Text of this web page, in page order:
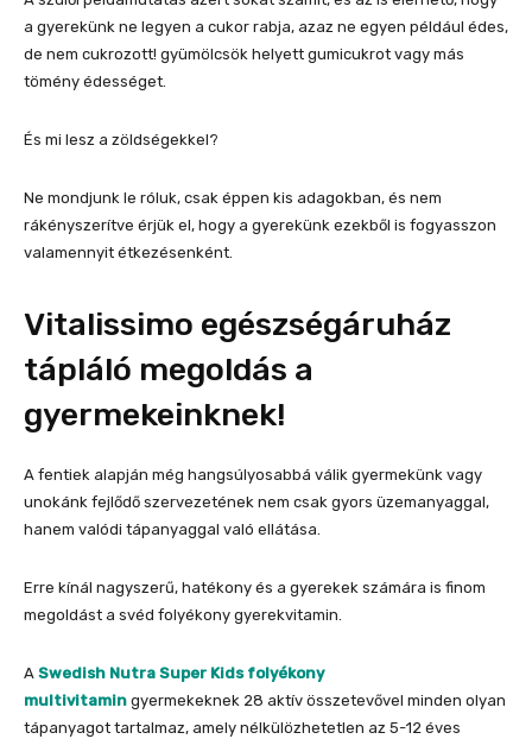
a gyerekünk ne legyen a cukor rabja, azaz ne egyen például édes,
de nem cukrozott! gyümölcsök helyett gumicukrot vagy más
tömény édességet.
És mi lesz a zöldségekkel?
Ne mondjunk le róluk, csak éppen kis adagokban, és nem
rákényszerítve érjük el, hogy a gyerekünk ezekből is fogyasszon
valamennyit étkezésenként.
Vitalissimo egészségáruház
tápláló megoldás a
gyermekeinknek!
A fentiek alapján még hangsúlyosabbá válik gyermekünk vagy
unokánk fejlődő szervezetének nem csak gyors üzemanyaggal,
hanem valódi tápanyaggal való ellátása.
Erre kínál nagyszerű, hatékony és a gyerekek számára is finom
megoldást a svéd folyékony gyerekvitamin.
A Swedish Nutra Super Kids folyékony
multivitamin gyermekeknek 28 aktív összetevővel minden olyan
tápanyagot tartalmaz, amely nélkülözhetetlen az 5-12 éves